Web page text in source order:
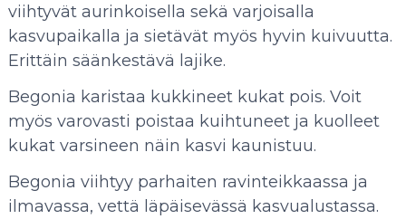
viihtyvät aurinkoisella sekä varjoisalla
kasvupaikalla ja sietävät myös hyvin kuivuutta.
Erittäin säänkestävä lajike.
Begonia karistaa kukkineet kukat pois. Voit
myös varovasti poistaa kuihtuneet ja kuolleet
kukat varsineen näin kasvi kaunistuu.
Begonia viihtyy parhaiten ravinteikkaassa ja
ilmavassa, vettä läpäisevässä kasvualustassa.